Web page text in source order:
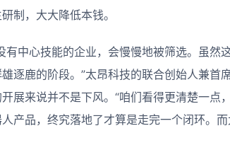
制，大大降低本钱。
有中心技能的企业，会慢慢地被筛选。虽然
逐鹿的阶段。”太昂科技的联合创始人兼首
展来说并不是下风。“咱们看得更清楚一点
产品，终究落地了才算是走完一个闭环。